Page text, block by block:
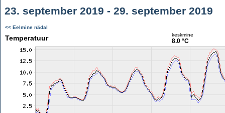
23. september 2019 - 29. september 2019
<< Eelmine nädal
Temperatuur keskmine
8.0 °C